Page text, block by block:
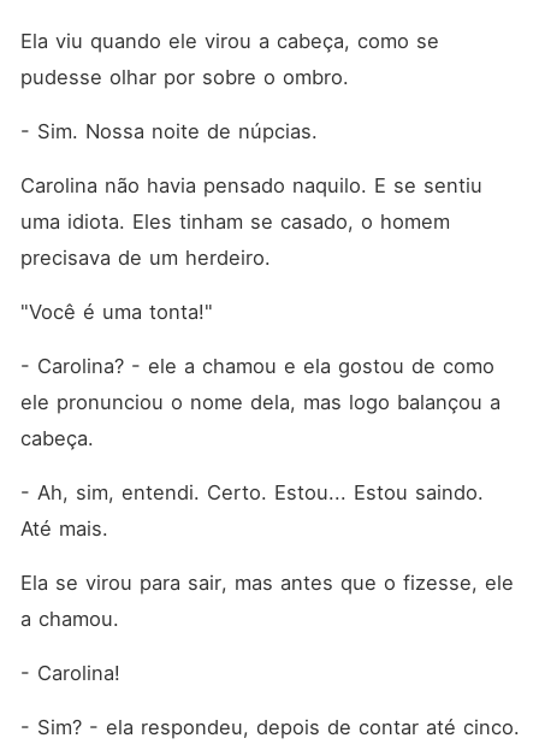
Ela viu quando ele virou a cabeça, como se
pudesse olhar por sobre o ombro.
- Sim. Nossa noite de núpcias.
Carolina não havia pensado naquilo. E se sentiu
uma idiota. Eles tinham se casado, o homem
precisava de um herdeiro.
"Você é uma tonta!"
- Carolina? - ele a chamou e ela gostou de como
ele pronunciou o nome dela, mas logo balançou a
cabeça.
- Ah, sim, entendi. Certo. Estou... Estou saindo.
Até mais.
Ela se virou para sair, mas antes que o fizesse, ele
a chamou.
- Carolina!